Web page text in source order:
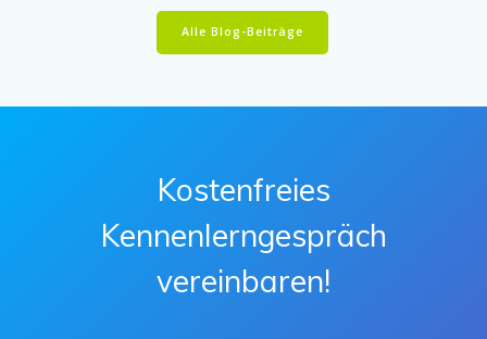
Alle Blog-Beiträge
Kostenfreies
Kennenlerngespräch
vereinbaren!